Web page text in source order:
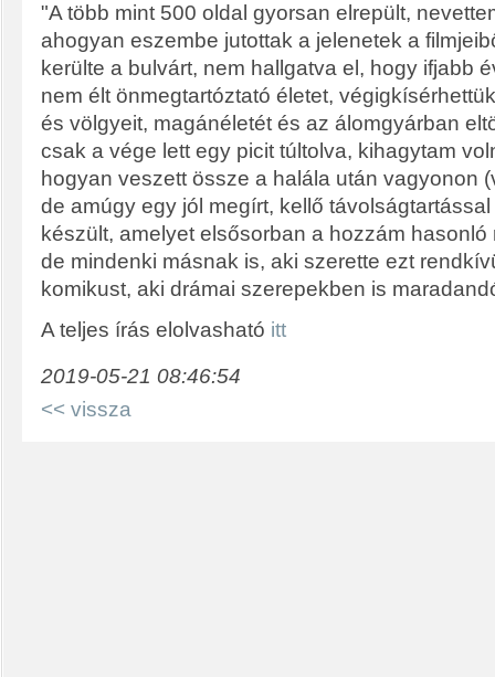
"A több mint 500 oldal gyorsan elrepült,
ahogyan eszembe jutottak a jelenetek a
kerülte a bulvárt, nem hallgatva el, hogy ifjabb
nem élt önmegtartóztató életet,
és völgyeit, magánéletét és az álomgyárban
csak a vége lett egy picit túltolva, kihagytam
hogyan veszett össze a halála után vagyonon
de amúgy egy jól megírt, kellő
készült, amelyet elsősorban a hozzám
de mindenki másnak is, aki szerette ezt
komikust, aki drámai szerepekben is
A teljes írás elolvasható itt
2019-05-21 08:46:54
<< vissza